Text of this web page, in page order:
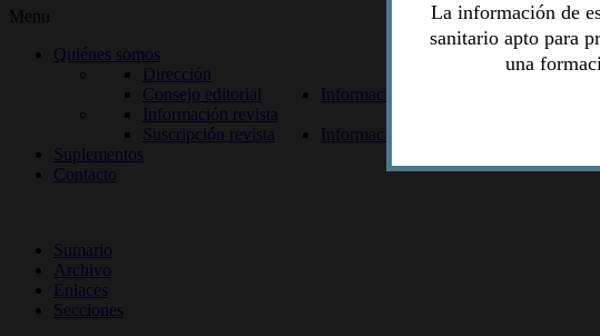
Menu
Quiénes somos
Dirección
Consejo editorial
Información lectores
Información revista
Suscripción revista
Información autores
Suplementos
Contacto
Sumario
Archivo
Enlaces
Secciones
La información de
sanitario apto para
una